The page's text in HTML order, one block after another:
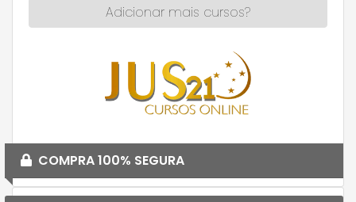
Adicionar mais cursos?
COMPRA 100% SEGURA